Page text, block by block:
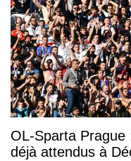
OL-Sparta
déjà attendus à